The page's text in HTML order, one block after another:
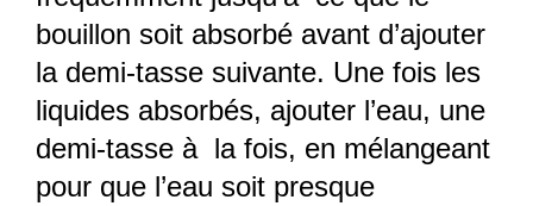
bouillon soit absorbé avant d’ajouter
la demi-tasse suivante. Une fois les
liquides absorbés, ajouter l’eau, une
demi-tasse à la fois, en mélangeant
pour que l’eau soit presque